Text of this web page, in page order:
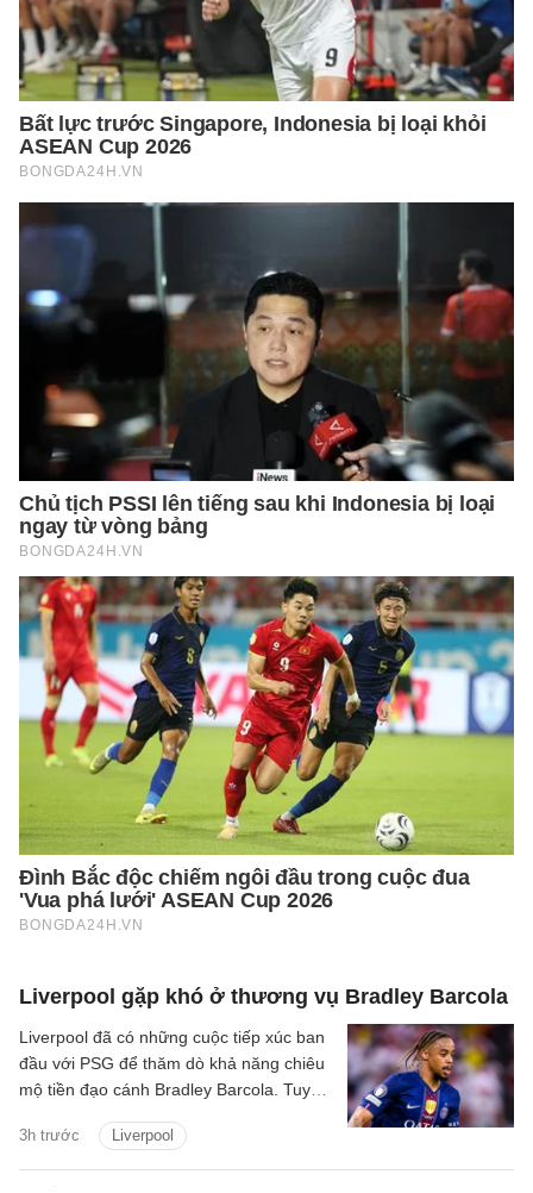
Liverpool gặp khó ở thương vụ Bradley Barcola
3h trước Liverpool
Liverpool đã có những cuộc tiếp xúc ban
đầu với PSG để thăm dò khả năng chiêu
mộ tiền đạo cánh Bradley Barcola. Tuy
hai CLB đang là trở ngại lớn đối với
thương vụ này.